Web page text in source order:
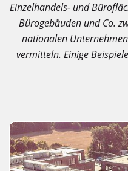
Einzelhandels- und
Bürogebäuden und Co.
nationalen
vermitteln. Einige